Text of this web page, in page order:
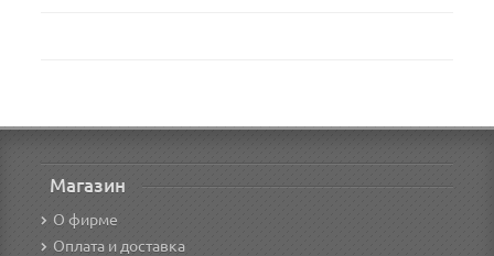
Магазин
О фирме
Оплата и доставка